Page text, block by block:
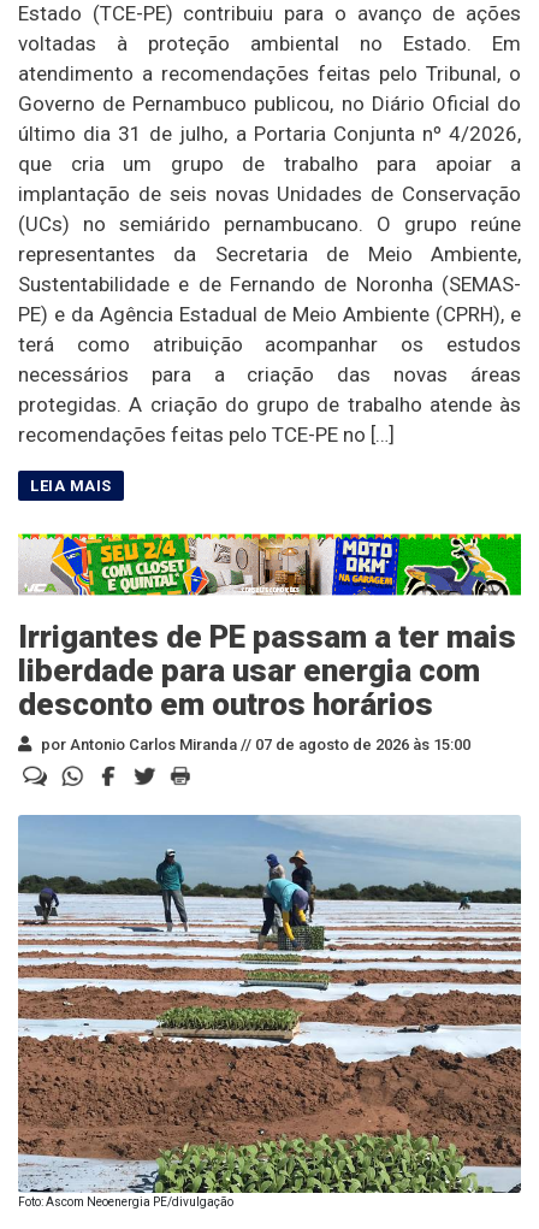
Estado (TCE-PE) contribuiu para o avanço de ações
voltadas à proteção ambiental no Estado. Em
atendimento a recomendações feitas pelo Tribunal, o
Governo de Pernambuco publicou, no Diário Oficial do
último dia 31 de julho, a Portaria Conjunta nº 4/2026,
que cria um grupo de trabalho para apoiar a
implantação de seis novas Unidades de Conservação
(UCs) no semiárido pernambucano. O grupo reúne
representantes da Secretaria de Meio Ambiente,
Sustentabilidade e de Fernando de Noronha (SEMAS-
PE) e da Agência Estadual de Meio Ambiente (CPRH), e
terá como atribuição acompanhar os estudos
necessários para a criação das novas áreas
protegidas. A criação do grupo de trabalho atende às
recomendações feitas pelo TCE-PE no […]
Irrigantes de PE passam a ter mais
liberdade para usar energia com
desconto em outros horários
por Antonio Carlos Miranda // 07 de agosto de 2026 às 15:00
Foto: Ascom Neoenergia PE/divulgação